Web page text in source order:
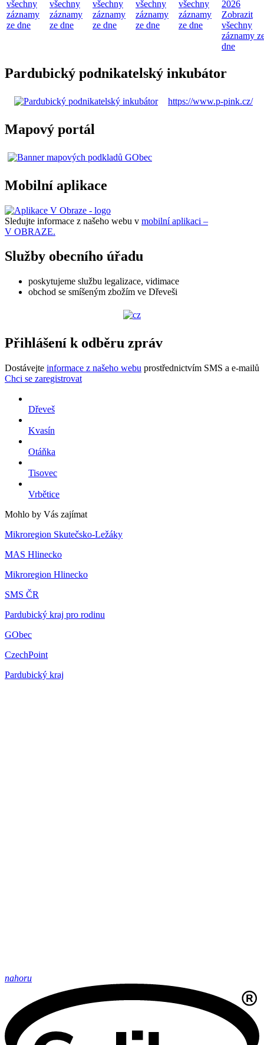
všechny
záznamy
ze dne
všechny
záznamy
ze dne
všechny
záznamy
ze dne
všechny
záznamy
ze dne
všechny
záznamy
ze dne
2026
Zobrazit
všechny
záznamy
dne
Pardubický podnikatelský inkubátor
https://www.p-pink.cz/
Mapový portál
Mobilní aplikace
Sledujte informace z našeho webu v mobilní aplikaci –
V OBRAZE.
Služby obecního úřadu
poskytujeme službu legalizace, vidimace
obchod se smíšeným zbožím ve Dřeveši
Přihlášení k odběru zpráv
Dostávejte informace z našeho webu prostřednictvím SMS a e-mailů
Chci se zaregistrovat
Dřeveš
Kvasín
Otáňka
Tisovec
Vrbětice
Mohlo by Vás zajímat
Mikroregion Skutečsko-Ležáky
MAS Hlinecko
Mikroregion Hlinecko
SMS ČR
Pardubický kraj pro rodinu
GObec
CzechPoint
Pardubický kraj
nahoru